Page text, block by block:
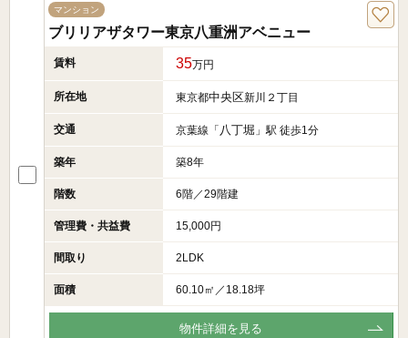
マンション
ブリリアザタワー東京八重洲アベニュー
賃料 35万円
所在地 東京都中央区新川２丁目
交通 京葉線「 八丁堀 」駅 徒歩1分
築年 築8年
階数 6階／29階建
管理費・共益費 15,000円
間取り 2LDK
面積 60.10㎡／18.18坪
物件詳細を見る